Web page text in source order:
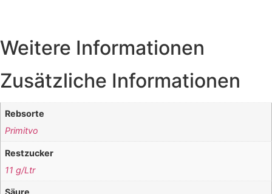
Weitere Informationen
Zusätzliche Informationen
Rebsorte
Primitvo
Restzucker
11 g/Ltr
Säure